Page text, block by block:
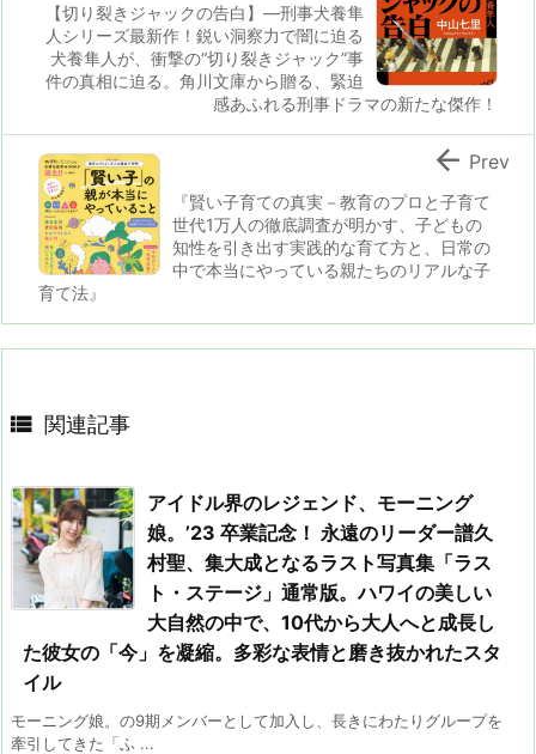
【切り裂きジャックの告白】―刑事犬養隼
人シリーズ最新作！鋭い洞察力で闇に迫る
犬養隼人が、衝撃の“切り裂きジャック”事
件の真相に迫る。角川文庫から贈る、緊迫
感あふれる刑事ドラマの新たな傑作！
『賢い子育ての真実－教育のプロと子育て
世代1万人の徹底調査が明かす、子どもの
知性を引き出す実践的な育て方と、日常の
中で本当にやっている親たちのリアルな子
育て法』
 Prev
 関連記事
アイドル界のレジェンド、モーニング
娘。’23 卒業記念！ 永遠のリーダー譜久
村聖、集大成となるラスト写真集「ラス
ト・ステージ」通常版。ハワイの美しい
大自然の中で、10代から大人へと成長し
た彼女の「今」を凝縮。多彩な表情と磨き抜かれたスタ
イル
モーニング娘。の9期メンバーとして加入し、長きにわたりグループを
牽引してきた「ふ ...